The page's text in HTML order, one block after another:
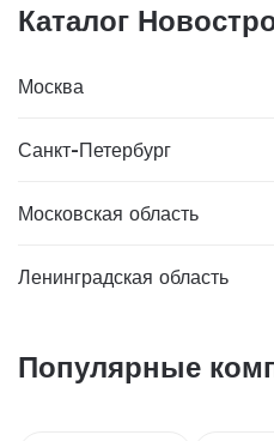
Каталог
Москва
Санкт-Петербург
Московская область
Ленинградская область
Популярные